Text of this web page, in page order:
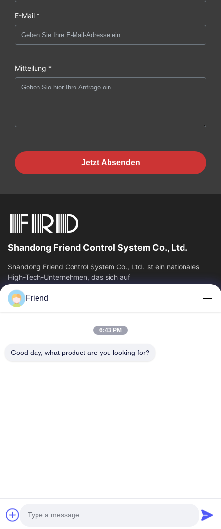
E-Mail *
Mitteilung *
Jetzt Absenden
Shandong Friend Control System Co., Ltd.
Shandong Friend Control System Co., Ltd. ist ein nationales
High-Tech-Unternehmen, das sich auf
Instrumentierungsforschung und -entwicklung,...
Schnelle Verbindungen
Über Uns
Fabrik Tour
Qualitätskontrolle
Friend
6:43 PM
Good day, what product are you looking for?